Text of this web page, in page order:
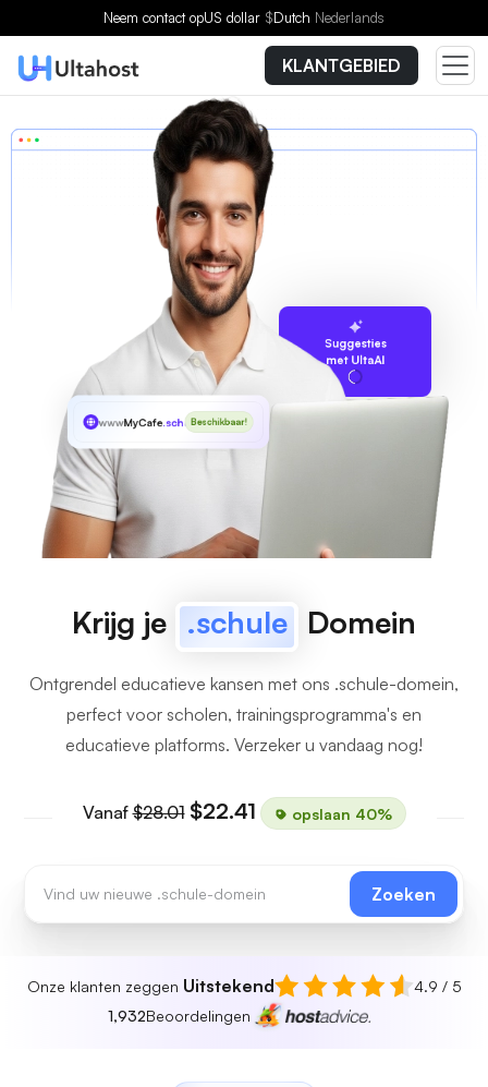
Neem contact opUS dollar $Dutch Nederlands
KLANTGEBIED
Suggesties
met UltaAI
wwwMyCafe.schuleBeschikbaar!
Krijg je .schule Domein
Ontgrendel educatieve kansen met ons .schule-domein,
perfect voor scholen, trainingsprogramma's en
educatieve platforms. Verzeker u vandaag nog!
Vanaf$28.01 $22.41 opslaan 40%
Zoeken
Onze klanten zeggen Uitstekend
4.9 / 5
1,932Beoordelingen